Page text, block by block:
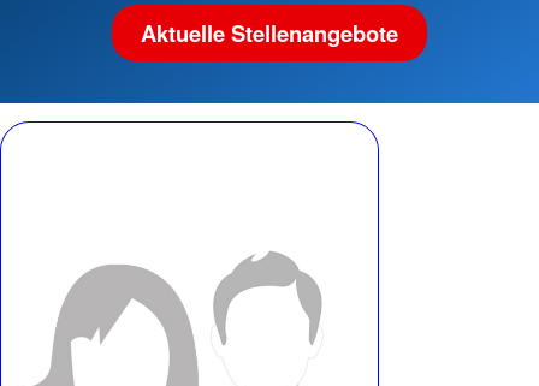
Aktuelle Stellenangebote